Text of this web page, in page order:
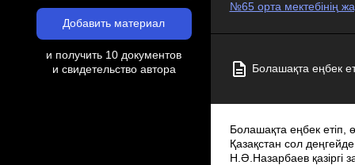
Добавить материал
и получить 10 документов
и свидетельство автора
№65 орта мектебінің
Болашақта еңбек
Болашақта еңбек етіп, өмір сүретіндер – бүгінгі мектеп оқушылары, мұғалім оларды қалай тәрбиелесе, Қазақстан сол деңгейде болады. Сондықтан ұстазға жүктелетін міндет ауыр», — дей отырып Елбасы Н.Ә.Назарбаев қазіргі заман мұғалімінен тек өз пәнінің терең білгірі болуды ғана емес, тарихи танымдық, саяси экономикалық білімділік, педагогикалық­психологиялық және ақпараттық сауаттылықты талап етеді. «Баланы оқытудың мақсаты — оны әрі қарай мұғалімнің көмегінсіз — ақ дамуға қабілетті ету», — дей отырып Эдгард Хабард бүгінгі таңдағы білім берудің мүмкіндіктерін айқындайды. Өзгермелі қоғамдағы білім жүйесінің ерекшелігі – тек біліммен қаруландырып қана қоймай өздігінен білім алуды дамыта отырып, үздіксіз өз бетінше өрлеуіне мүмкіндік тудыру екеніне көз жеткізудеміз. Қазақстан Республикасының «Білім туралы» заңында мемлекеттік саясат негізінде ең алғаш рет «Әр баланың қабілетіне қарай интеллектуалдық дамуы жеке адамның дарындылығын таныту» сияқты өзекті мәселелер енгізілді.Дарынды және талантты балаларды оқыту барлық кезеңде де өзекті мәселе болып табылған. Барлық мұғалімдер балаларды оқытуда барынша жоғары жетістіктерге қол жеткізу үшiн қолайлы ортаны жасауға тырысады. Дарынды және талантты балаларға қатысты бұл едәуір күрделі мәселе ойлауды, талқылауды және мұқият жоспарлауды талап етедi. Әртүрлi теориялар мен стратегиялар балаларды оқытудың мазмұнын анықтау үшін тиісті бағдарлама шеңберiнде қолданылады. Шығармашыл мұғалімдер білім беруде барынша жоғары жетістіктерге қол жеткізу үшiн балаларға қолайлы орта жасауға тырысады. Дарынды және талантты балаларға қатысты міндеттер – білім саласында ойлауды, талқылауды және мұқият жоспарлауды талап ететiн едәуір күрделі мәселе. Әртүрлi теориялар мен стратегиялар балаларды оқытудың мазмұнын анықтау үшін тиісті бағдарлама шеңберiнде қолданылады. Тәжiрибеге жасалған талдау оқушылардың қажеттіліктерін қанағаттандыруда мектеп бүкіл оқушылар үшін мектеп стандартын күрделендіре отырып, бастауыш буын деңгейінде«жалпы мектептік саясатты»және орта буын деңгейінде«кеңейтілген»мектеп тәсілін құрған жағдайда анағұрлым жоғары нәтижелерге қол жеткізе алатынын көрсетеді. (Нұсқаулық 72­ бет).